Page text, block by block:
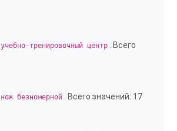
учебно-тренировочный центр . Всего
нож безномерной . Всего значений: 17